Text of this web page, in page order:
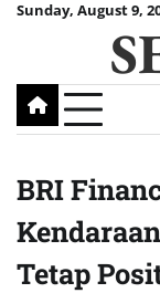
SkipSunday, August 9,
BRI
Tetap